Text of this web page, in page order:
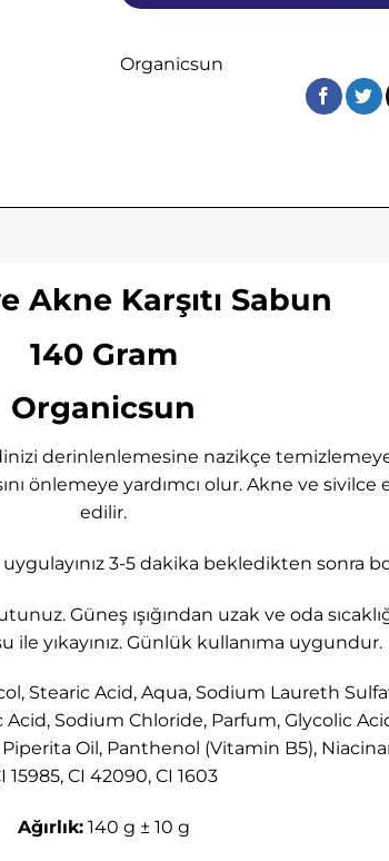
Organicsun
Akne Karşıtı Sabun
140 Gram
Organicsun
derinlenlemesine nazikçe
önlemeye yardımcı olur. Akne ve
edilir.
3-5 dakika bekledikten sonra
Güneş ışığından uzak ve oda
ile yıkayınız. Günlük kullanıma uygundur.
Stearic Acid, Aqua, Sodium Laureth
Sodium Chloride, Parfum, Glycolic
Oil, Panthenol (Vitamin B5),
15985, CI 42090, CI 1603
Ağırlık:140 g ± 10 g